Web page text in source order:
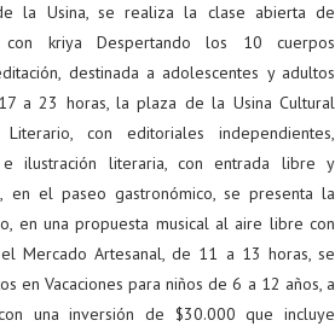
la Usina, se realiza la clase abierta de
con kriya Despertando los 10 cuerpos
destinada a adolescentes y adultos
a 23 horas, la plaza de la Usina Cultural
con editoriales independientes,
e ilustración literaria, con entrada libre y
en el paseo gastronómico, se presenta la
en una propuesta musical al aire libre con
Mercado Artesanal, de 11 a 13 horas, se
en Vacaciones para niños de 6 a 12 años, a
una inversión de $30.000 que incluye